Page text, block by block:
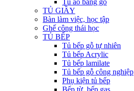
Tủ áo bằng gỗ
TỦ GIẦY
Bàn làm việc, học tập
Ghế công thái học
TỦ BẾP
Tủ bếp gỗ tự nhiên
Tủ bếp Acrylic
Tủ bếp lamilate
Tủ bếp gỗ công nghiệp
Phụ kiện tủ bếp
Bếp từ, bếp gas